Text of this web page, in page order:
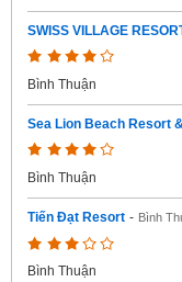
SWISS VILLAGE
Bình Thuận
Sea Lion Beach Resort
Bình Thuận
Tiến Đạt Resort - Bình
Bình Thuận